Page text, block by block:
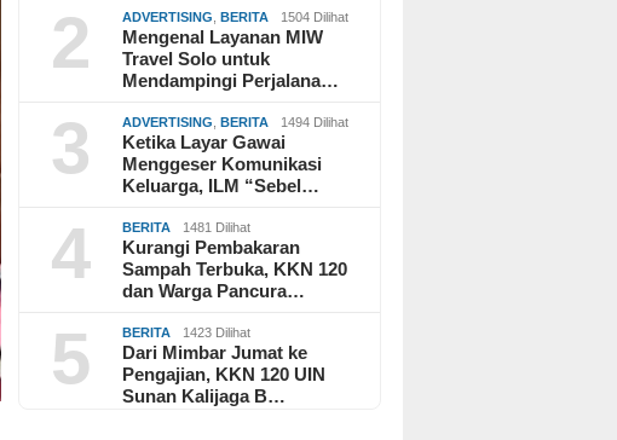
2 ADVERTISING ,BERITA 1504 Dilihat
Mengenal Layanan MIW
Travel Solo untuk
Mendampingi Perjalana…
3 ADVERTISING ,BERITA 1494 Dilihat
Ketika Layar Gawai
Menggeser Komunikasi
Keluarga, ILM “Sebel…
4 BERITA 1481 Dilihat
Kurangi Pembakaran
Sampah Terbuka, KKN 120
dan Warga Pancura…
5 BERITA 1423 Dilihat
Dari Mimbar Jumat ke
Pengajian, KKN 120 UIN
Sunan Kalijaga B…